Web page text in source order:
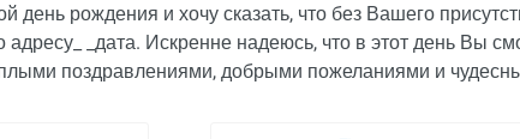
день рождения и хочу сказать, что без Вашего
_дата. Искренне надеюсь, что в этот день Вы
поздравлениями, добрыми пожеланиями и